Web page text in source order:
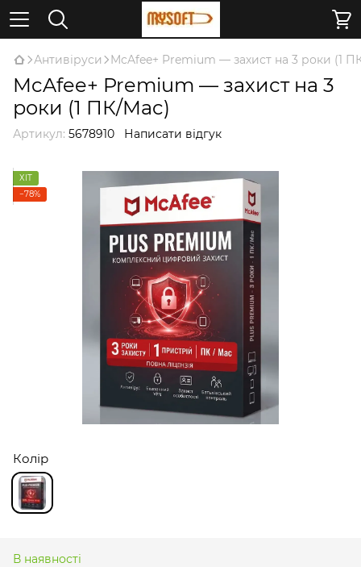
Антивіруси McAfee+ Premium — захист на 3 роки (1
McAfee+ Premium — захист на 3
роки (1 ПК/Mac)
Артикул: 5678910 Написати відгук
ХІТ
−78%
Колір
В наявності